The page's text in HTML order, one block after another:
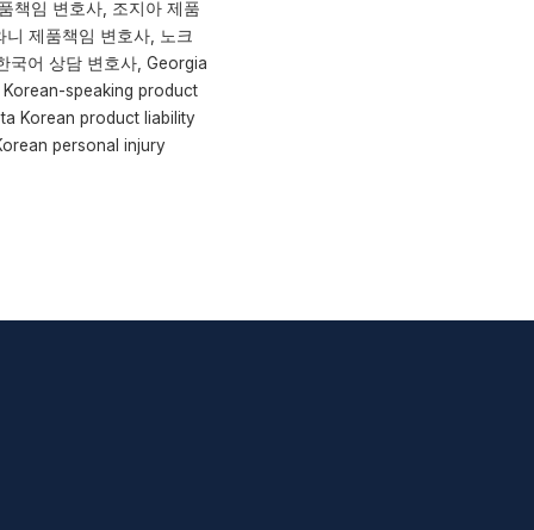
책임 변호사, 조지아 제품
제품책임 변호사, 노크
국어 상담 변호사, Georgia
speaking product
Korean product liability
personal injury